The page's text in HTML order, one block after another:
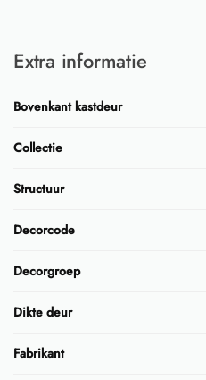
Extra informatie
Bovenkant kastdeur
Collectie
Structuur
Decorcode
Decorgroep
Dikte deur
Fabrikant